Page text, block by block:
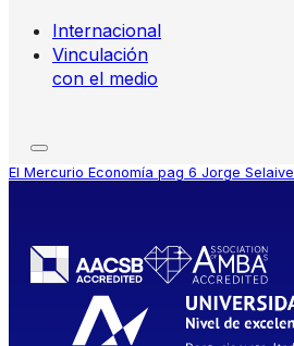
Internacional
Vinculación
con el medio
El Mercurio Economía pag 6 Jorge Selaive